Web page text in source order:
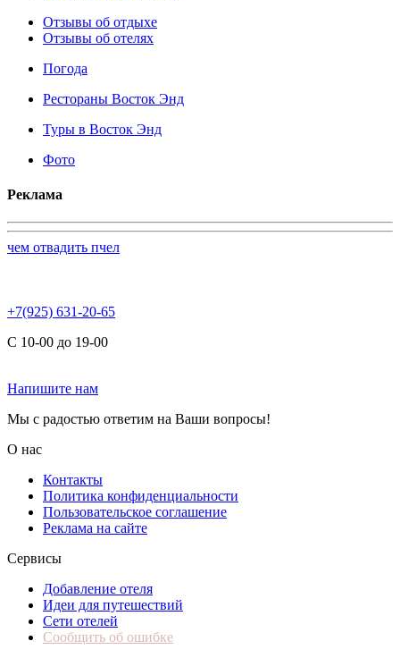
Отзывы об отдыхе
Отзывы об отелях
Погода
Рестораны Восток Энд
Туры в Восток Энд
Фото
Реклама
чем отвадить пчел
+7(925) 631-20-65
С 10-00 до 19-00
Напишите нам
Мы с радостью ответим на Ваши вопросы!
О нас
Контакты
Политика конфиденциальности
Пользовательское соглашение
Реклама на сайте
Сервисы
Добавление отеля
Идеи для путешествий
Сети отелей
Сообщить об ошибке